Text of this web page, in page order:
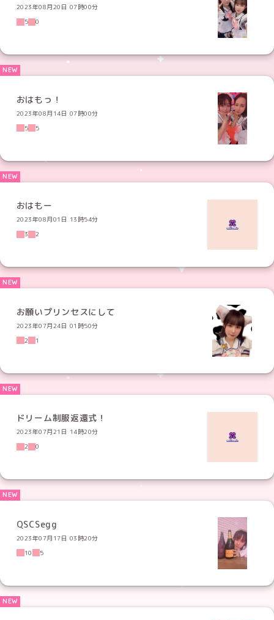
2023年08月20日 07時00分
5
0
おはもっ！
2023年08月14日 07時00分
5
5
おはもー
2023年08月01日 13時54分
3
2
お願いプリンセスにして
2023年07月24日 01時50分
2
1
ドリーム制服返還式！
2023年07月21日 14時20分
2
0
QSCSegg
2023年07月17日 03時20分
10
5